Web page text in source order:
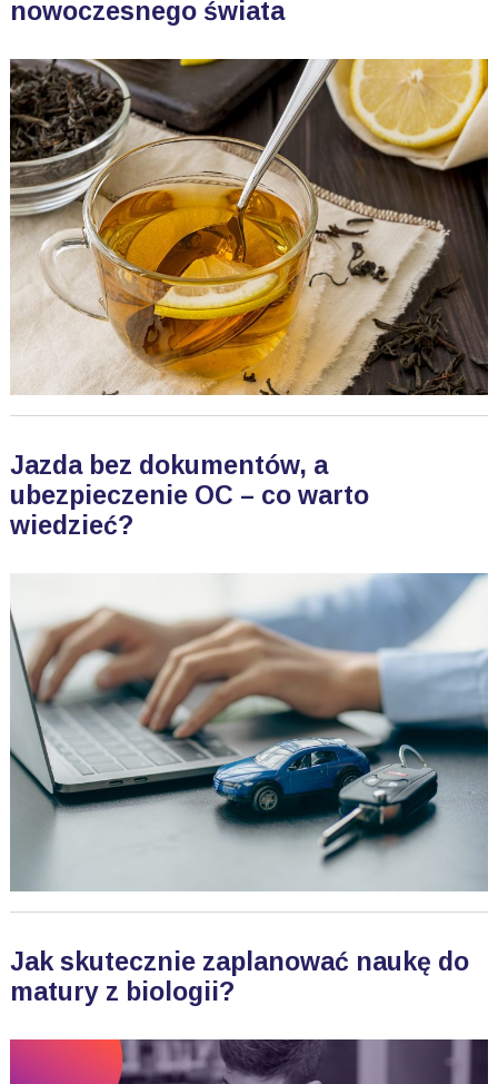
nowoczesnego świata
Jazda bez dokumentów, a
ubezpieczenie OC – co warto
wiedzieć?
Jak skutecznie zaplanować naukę do
matury z biologii?